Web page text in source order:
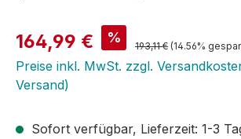
Verkaufspreis:
164,99 € % Regulärer Preis:
193,11 € (14.56%
Preise inkl. MwSt. zzgl.
Versand)
Sofort verfügbar, Lieferzeit: 1-3